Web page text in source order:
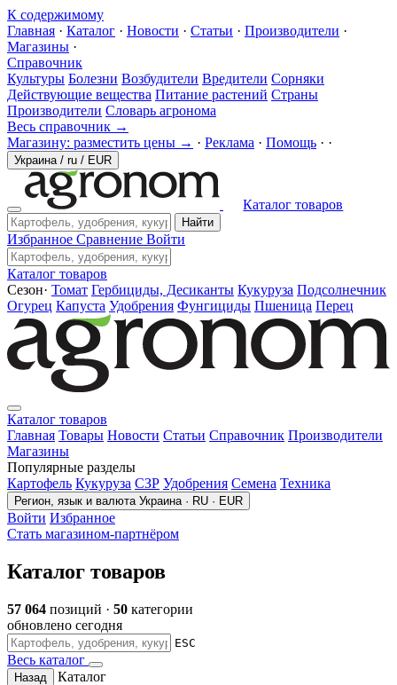
К содержимому
Главная · Каталог · Новости · Статьи · Производители ·
Магазины ·
Справочник
Культуры Болезни Возбудители Вредители Сорняки
Действующие вещества Питание растений Страны
Производители Словарь агронома
Весь справочник →
Магазину: разместить цены → · Реклама · Помощь · ·
Украина / ru / EUR
Каталог товаров
Найти
Избранное Сравнение Войти
Каталог товаров
Сезон· Томат Гербициды, Десиканты Кукуруза Подсолнечник
Огурец Капуста Удобрения Фунгициды Пшеница Перец
Каталог товаров
Главная Товары Новости Статьи Справочник Производители
Магазины
Популярные разделы
Картофель Кукуруза СЗР Удобрения Семена Техника
Регион, язык и валюта Украина · RU · EUR
Войти Избранное
Стать магазином-партнёром
Каталог товаров
57 064 позиций · 50 категории
обновлено сегодня
ESC
Весь каталог
Назад
Каталог